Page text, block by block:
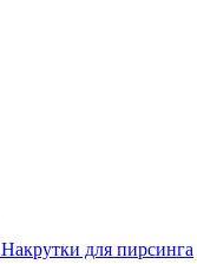
Накрутки для пирсинга